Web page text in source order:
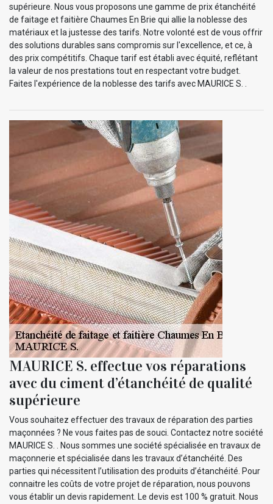
supérieure. Nous vous proposons une gamme de prix étanchéité
de faitage et faitière Chaumes En Brie qui allie la noblesse des
matériaux et la justesse des tarifs. Notre volonté est de vous offrir
des solutions durables sans compromis sur l'excellence, et ce, à
des prix compétitifs. Chaque tarif est établi avec équité, reflétant
la valeur de nos prestations tout en respectant votre budget.
Faites l'expérience de la noblesse des tarifs avec MAURICE S. .
MAURICE S. effectue vos réparations
avec du ciment d’étanchéité de qualité
supérieure
Vous souhaitez effectuer des travaux de réparation des parties
maçonnées ? Ne vous faites pas de souci. Contactez notre société
MAURICE S. . Nous sommes une société spécialisée en travaux de
maçonnerie et spécialisée dans les travaux d’étanchéité. Des
parties qui nécessitent l’utilisation des produits d’étanchéité. Pour
connaitre les coûts de votre projet de réparation, nous pouvons
vous établir un devis rapidement. Le devis est 100 % gratuit. Nous